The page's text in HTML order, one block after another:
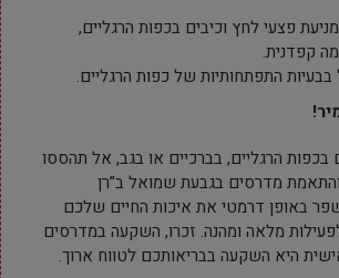
פצעי לחץ וכיבים בכפות הרגליים,
קפדנית.
בבעיות התפתחותיות של כפות הרגליים.
!
הרגליים, בברכיים או בגב, אל תהססו
והתאמת מדרסים בגבעת שמואל ב”רן
באופן דרמטי את איכות החיים שלכם
מלאה ומהנה. זכרו, השקעה במדרסים
היא השקעה בבריאותכם לטווח ארוך.